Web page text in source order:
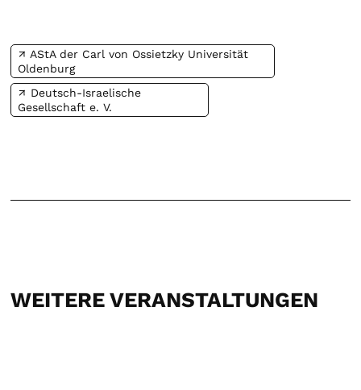
AStA der Carl von Ossietzky Universität
Oldenburg
Deutsch-Israelische
Gesellschaft e. V.
WEITERE VERANSTALTUNGEN